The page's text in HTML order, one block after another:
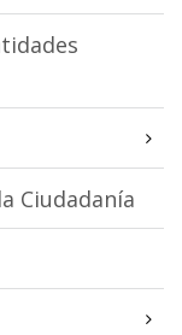
Ciudadanía